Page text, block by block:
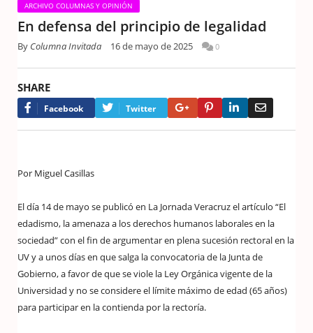
ARCHIVO COLUMNAS Y OPINIÓN
En defensa del principio de legalidad
By Columna Invitada 16 de mayo de 2025 0
SHARE
Facebook Twitter Google+PinterestLinkedIn
Por Miguel Casillas
El día 14 de mayo se publicó en La Jornada Veracruz el artículo “El
edadismo, la amenaza a los derechos humanos laborales en la
sociedad” con el fin de argumentar en plena sucesión rectoral en la
UV y a unos días en que salga la convocatoria de la Junta de
Gobierno, a favor de que se viole la Ley Orgánica vigente de la
Universidad y no se considere el límite máximo de edad (65 años)
para participar en la contienda por la rectoría.